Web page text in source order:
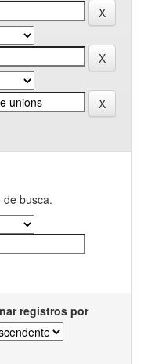
busca.
registros por